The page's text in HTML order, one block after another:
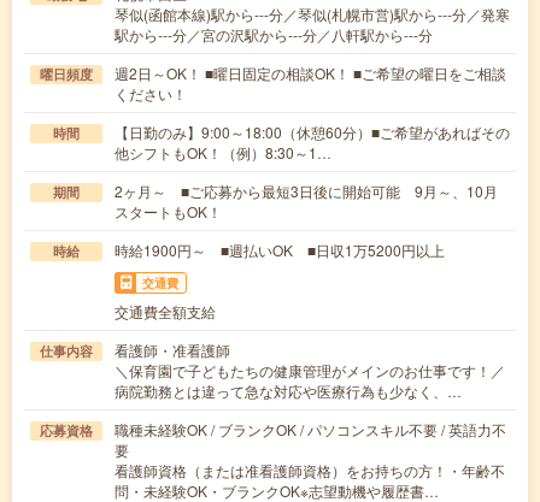
琴似(函館本線)駅から---分／琴似(札幌市営)駅から---分／発寒
駅から---分／宮の沢駅から---分／八軒駅から---分
曜日頻度
週2日～OK！ ■曜日固定の相談OK！ ■ご希望の曜日をご相談
ください！
時間
【日勤のみ】9:00～18:00（休憩60分）■ご希望があればその
他シフトもOK！（例）8:30～1…
期間
2ヶ月～ ■ご応募から最短3日後に開始可能 9月～、10月
スタートもOK！
時給 時給1900円～ ■週払いOK ■日収1万5200円以上
交通費
交通費全額支給
仕事内容
看護師・准看護師
＼保育園で子どもたちの健康管理がメインのお仕事です！／
病院勤務とは違って急な対応や医療行為も少なく、…
応募資格
職種未経験OK / ブランクOK / パソコンスキル不要 / 英語力不
要
看護師資格（または准看護師資格）をお持ちの方！・年齢不
問・未経験OK・ブランクOK※志望動機や履歴書…